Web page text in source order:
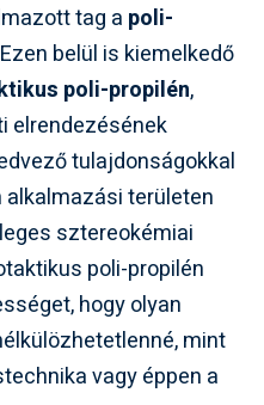
tag a poli-
belül is kiemelkedő
poli-propilén,
elrendezésének
tulajdonságokkal
területen
sztereokémiai
poli-propilén
hogy olyan
mint
vagy éppen a